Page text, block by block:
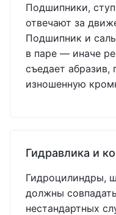
Подшипники,
отвечают за
Подшипник и
в паре — иначе
съедает
изношенную
Гидравлика и
Гидроцилиндры,
должны
нестандартных